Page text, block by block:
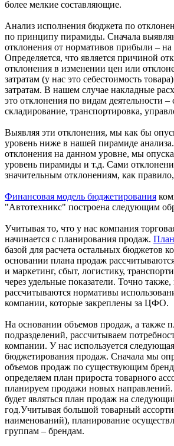
более мелкие составляющие.
Анализ исполнения бюджета по
по принципу пирамиды. Сначала
отклонения от нормативов прибыли – на
Определяется, что является причиной
отклонения в изменении цен или
затратам (у нас это себестоимость
затратам. В нашем случае накладные
это отклонения по видам деятельности –
складирование, транспортировка,
Выявляя эти отклонения, мы как бы
уровень ниже в нашей пирамиде
отклонения на данном уровне, мы
уровень пирамиды и т.д. Сами
значительным отклонениям, как
Финансовая модель бюджетирования
"Автотехникс" построена следующим
Учитывая то, что у нас компания
начинается с планирования продаж.
базой для расчета остальных бюджетов
основании плана продаж
и маркетинг, сбыт, логистику,
через удельные показатели. Точно также,
рассчитываются нормативы
компании, которые закреплены за ЦФО.
На основании объемов продаж, а также
подразделений, рассчитываем
компании. У нас используется
бюджетирования продаж. Сначала мы
объемов продаж по существующим
определяем план прироста товарного
планируем продажи новых
будет являться план продаж на
год.Учитывая большой товарный
наименований), планирование
группам – брендам.